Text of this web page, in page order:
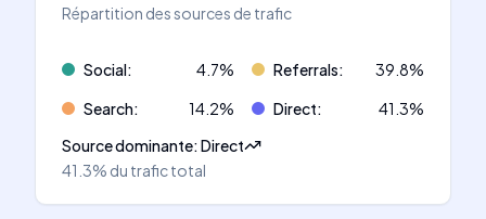
Répartition des sources de trafic
Social: 4.7% Referrals: 39.8%
Search: 14.2% Direct: 41.3%
Source dominante:Direct
41.3% du trafic total